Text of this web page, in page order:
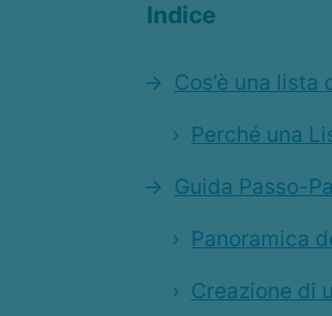
Indice
Cos’è una lista
Perché una
Guida Passo-
Panoramica
Creazione di